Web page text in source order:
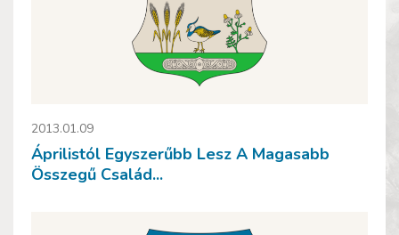
2013.01.09
Áprilistól Egyszerűbb Lesz A Magasabb
Összegű Család...